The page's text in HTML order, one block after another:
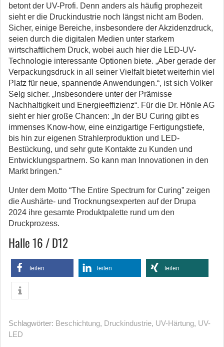
betont der UV-Profi. Denn anders als häufig prophezeit
sieht er die Druckindustrie noch längst nicht am Boden.
Sicher, einige Bereiche, insbesondere der Akzidenzdruck,
seien durch die digitalen Medien unter starkem
wirtschaftlichem Druck, wobei auch hier die LED-UV-
Technologie interessante Optionen biete. „Aber gerade der
Verpackungsdruck in all seiner Vielfalt bietet weiterhin viel
Platz für neue, spannende Anwendungen.“, ist sich Volker
Selg sicher. „Insbesondere unter der Prämisse
Nachhaltigkeit und Energieeffizienz“. Für die Dr. Hönle AG
sieht er hier große Chancen: „In der BU Curing gibt es
immenses Know-how, eine einzigartige Fertigungstiefe,
bis hin zur eigenen Strahlerproduktion und LED-
Bestückung, und sehr gute Kontakte zu Kunden und
Entwicklungspartnern. So kann man Innovationen in den
Markt bringen.“
Unter dem Motto “The Entire Spectrum for Curing” zeigen
die Aushärte- und Trocknungsexperten auf der Drupa
2024 ihre gesamte Produktpalette rund um den
Druckprozess.
Halle 16 / D12
teilen teilen teilen
Schlagwörter: Beschichtung, Druckindustrie, UV-Härtung, UV-
LED